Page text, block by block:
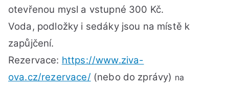
otevřenou mysl a vstupné 300 Kč.
Voda, podložky i sedáky jsou na místě k
zapůjčení.
Rezervace: https://www.ziva-
ova.cz/rezervace/ (nebo do zprávy) na